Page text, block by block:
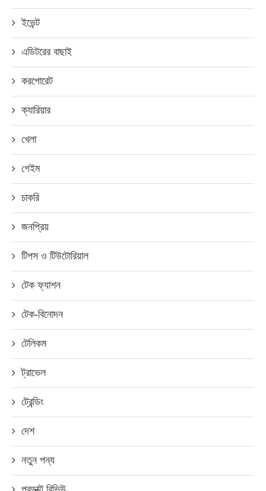
ইভেন্ট
এডিটরের বাছাই
করপোরেট
ক্যারিয়ার
খেলা
গেইম
চাকরি
জনপ্রিয়
টিপস ও টিউটোরিয়াল
টেক ফ্যাশন
টেক-বিনোদন
টেলিকম
ট্রাভেল
ট্রেন্ডিং
দেশ
নতুন পন্য